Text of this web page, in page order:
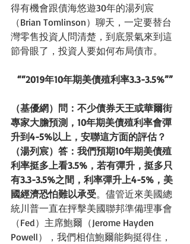
得有機會跟債海悠遊30年的湯列宸
（Brian Tomlinson）聊天，一定要替台
灣零售投資人問清楚，到底景氣來到這
節骨眼了，投資人要如何布局債市。
““2019年10年期美債殖利率3.3-3.5%””
（基優網）問：不少債券天王或華爾街
專家大膽預測，10年期美債殖利率會彈
升到4-5%以上，安聯這方面的評估？
（湯列宸）答：我們預期10年期美債殖
利率挺多上看3.5%，若有彈升，挺多只
有3.3-3.5%之間，利率彈升上4-5%，美
國經濟恐怕難以承受。儘管近來美國總
統川普一直在抨擊美國聯邦準備理事會
（Fed）主席鮑爾（Jerome Hayden
Powell），我們相信鮑爾能夠挺得住，